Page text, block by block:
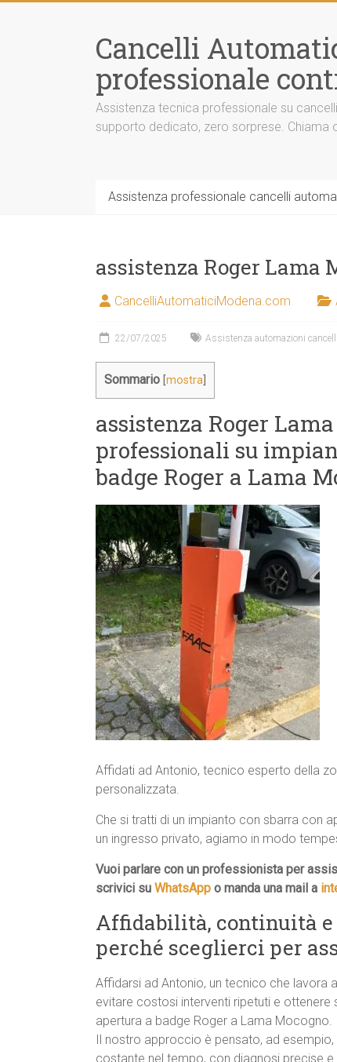
Cancelli
professionale
Assistenza tecnica professionale su
supporto dedicato, zero sorprese. Chiama
Assistenza professionale cancelli
assistenza Roger Lama
CancelliAutomaticiModena.com
22/07/2025 Assistenza automazioni
Sommario mostra
assistenza Roger
professionali su
badge Roger a Lama
Affidati ad Antonio, tecnico esperto della
personalizzata.
Che si tratti di un impianto con sbarra con
un ingresso privato, agiamo in modo
Vuoi parlare con un professionista per
scrivici su WhatsApp o manda una mail a
Affidabilità, continuità
perché sceglierci per
Affidarsi ad Antonio, un tecnico che lavora
evitare costosi interventi ripetuti e
apertura a badge Roger a Lama Mocogno.
Il nostro approccio è pensato, ad
costante nel tempo, con diagnosi precise